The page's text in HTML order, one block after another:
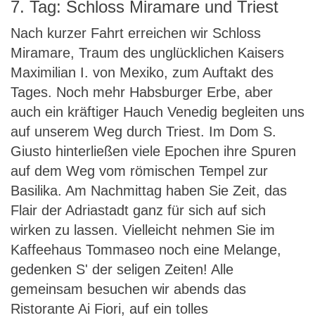
7. Tag: Schloss Miramare und Triest
Nach kurzer Fahrt erreichen wir Schloss
Miramare, Traum des unglücklichen Kaisers
Maximilian I. von Mexiko, zum Auftakt des
Tages. Noch mehr Habsburger Erbe, aber
auch ein kräftiger Hauch Venedig begleiten uns
auf unserem Weg durch Triest. Im Dom S.
Giusto hinterließen viele Epochen ihre Spuren
auf dem Weg vom römischen Tempel zur
Basilika. Am Nachmittag haben Sie Zeit, das
Flair der Adriastadt ganz für sich auf sich
wirken zu lassen. Vielleicht nehmen Sie im
Kaffeehaus Tommaseo noch eine Melange,
gedenken S' der seligen Zeiten! Alle
gemeinsam besuchen wir abends das
Ristorante Ai Fiori, auf ein tolles